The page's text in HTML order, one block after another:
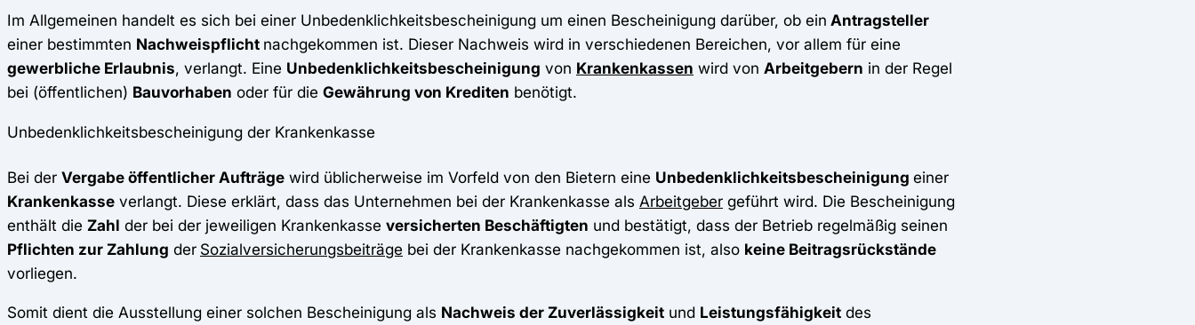
Im Allgemeinen handelt es sich bei einer Unbedenklichkeitsbescheinigung um einen Bescheinigung darüber, ob ein Antragsteller
einer bestimmten Nachweispflicht nachgekommen ist. Dieser Nachweis wird in verschiedenen Bereichen, vor allem für eine
gewerbliche Erlaubnis, verlangt. Eine Unbedenklichkeitsbescheinigung von Krankenkassen wird von Arbeitgebern in der Regel
bei (öffentlichen) Bauvorhaben oder für die Gewährung von Krediten benötigt.
Unbedenklichkeitsbescheinigung der Krankenkasse
Bei der Vergabe öffentlicher Aufträge wird üblicherweise im Vorfeld von den Bietern eine Unbedenklichkeitsbescheinigung einer
Krankenkasse verlangt. Diese erklärt, dass das Unternehmen bei der Krankenkasse als Arbeitgeber geführt wird. Die Bescheinigung
enthält die Zahl der bei der jeweiligen Krankenkasse versicherten Beschäftigten und bestätigt, dass der Betrieb regelmäßig seinen
Pflichten zur Zahlung der Sozialversicherungsbeiträge bei der Krankenkasse nachgekommen ist, also keine Beitragsrückstände
vorliegen.
Somit dient die Ausstellung einer solchen Bescheinigung als Nachweis der Zuverlässigkeit und Leistungsfähigkeit des